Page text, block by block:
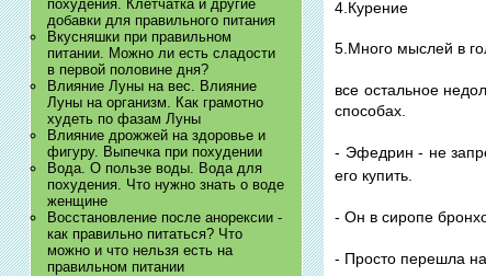
похудения. Клетчатка и другие
добавки для правильного питания
Вкусняшки при правильном
питании. Можно ли есть сладости
в первой половине дня?
Влияние Луны на вес. Влияние
Луны на организм. Как грамотно
худеть по фазам Луны
Влияние дрожжей на здоровье и
фигуру. Выпечка при похудении
Вода. О пользе воды. Вода для
похудения. Что нужно знать о воде
женщине
Восстановление после анорексии -
как правильно питаться? Что
можно и что нельзя есть на
правильном питании
4.Курение
5.Много мыслей в
все остальное
способах.
- Эфедрин - не
его купить.
- Он в сиропе
- Просто перешла